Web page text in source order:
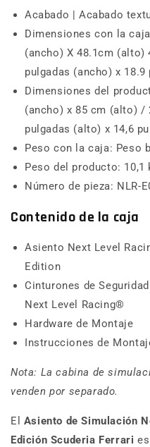
Acabado | Acabado
Dimensiones con la
(ancho) X 48.1cm (alto)
pulgadas (ancho) x
Dimensiones del
(ancho) x 85 cm (alto) /
pulgadas (alto) x 14,6
Peso con la caja: Peso
Peso del producto: 10,1
Número de pieza: NLR-
Contenido de la caja
Asiento Next Level
Edition
Cinturones de
Next Level Racing®
Hardware de Montaje
Instrucciones de
Nota: La cabina de
venden por separado.
El Asiento de Simulación
Edición Scuderia Ferrari